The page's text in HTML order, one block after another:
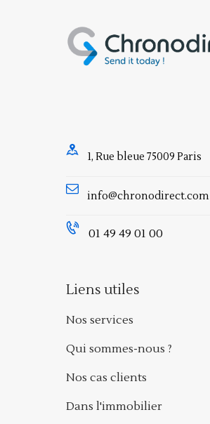
1, Rue bleue 75009 Paris
info@chronodirect.com
01 49 49 01 00
Liens utiles
Nos services
Qui sommes-nous ?
Nos cas clients
Dans l'immobilier